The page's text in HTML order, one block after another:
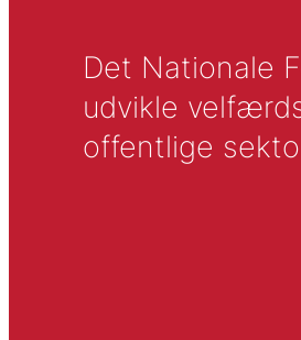
Det Nationale
udvikle
offentlige